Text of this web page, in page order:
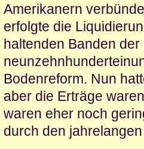
Amerikanern
erfolgte die
haltenden Banden
Bodenreform. Nun
aber die Erträge
waren eher noch
durch den